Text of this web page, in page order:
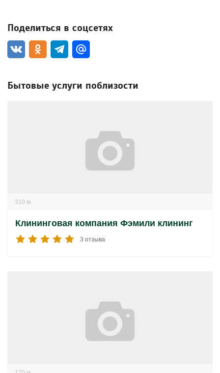
Поделиться в соцсетях
Бытовые услуги поблизости
310 м
Клининговая компания Фэмили клининг
3 отзыва